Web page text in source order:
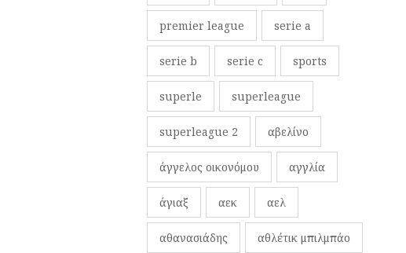
premier league serie a
serie b serie c sports
superle superleague
superleague 2 αβελίνο
άγγελος οικονόμου αγγλία
άγιαξ αεκ αελ
αθανασιάδης αθλέτικ μπιλμπάο